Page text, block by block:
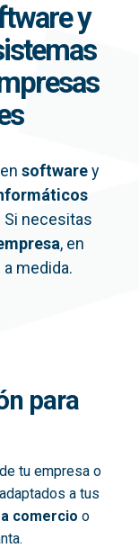
y
softwarey
Si necesitas
, en
medida.
para
tu empresa o
a tus
comercio o